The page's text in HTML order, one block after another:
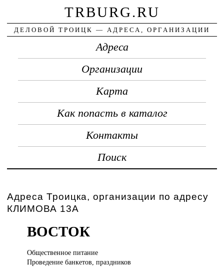
TRBURG.RU
ДЕЛОВОЙ ТРОИЦК — АДРЕСА, ОРГАНИЗАЦИИ
Адреса
Организации
Карта
Как попасть в каталог
Контакты
Поиск
Адреса Троицка, организации по адресу
КЛИМОВА 13А
ВОСТОК
Общественное питание
Проведение банкетов, праздников